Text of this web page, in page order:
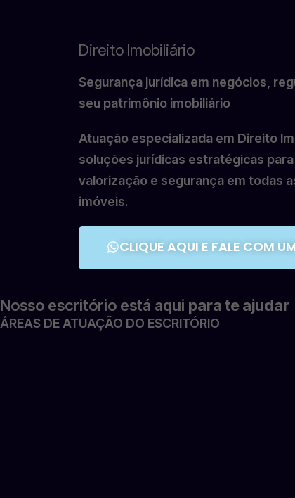
Direito Imobiliário
Segurança jurídica em negócios,
seu patrimônio imobiliário
Atuação especializada em Direito
soluções jurídicas estratégicas
valorização e segurança em todas
imóveis.
CLIQUE AQUI E FALE COM
Nosso escritório está aqui para te ajudar
ÁREAS DE ATUAÇÃO DO ESCRITÓRIO